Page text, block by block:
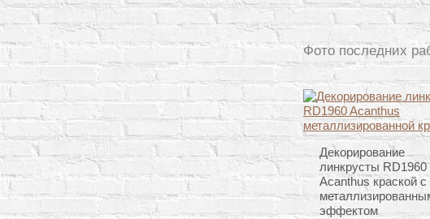
Фото последних
Декорирование
линкрусты RD1960
Acanthus краской с
эффектом